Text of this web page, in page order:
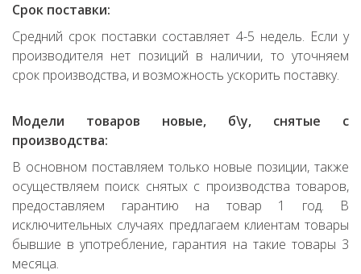
Срок поставки:
Средний срок поставки составляет 4-5 недель. Если у
производителя нет позиций в наличии, то уточняем
срок производства, и возможность ускорить поставку.
Модели товаров новые, б\у, снятые с
производства:
В основном поставляем только новые позиции, также
осуществляем поиск снятых с производства товаров,
предоставляем гарантию на товар 1 год. В
исключительных случаях предлагаем клиентам товары
бывшие в употребление, гарантия на такие товары 3
месяца.